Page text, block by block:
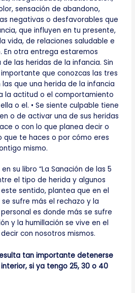
su libro “La Sanación de las 5
el tipo de herida y algunos
sentido, plantea que en el
sufre más el rechazo y la
es donde más se sufre
y la humillación se vive en el
con nosotros mismos.
tan importante detenerse
si ya tengo 25, 30 o 40